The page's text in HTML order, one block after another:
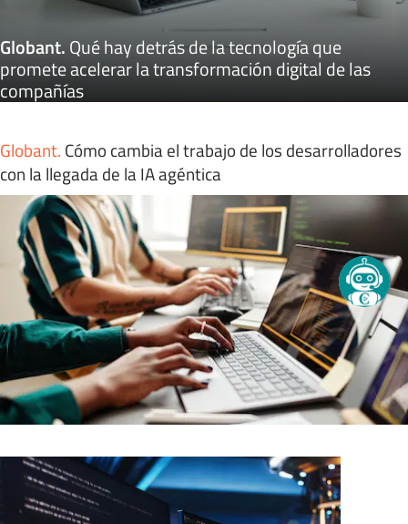
Globant.Qué hay detrás de la tecnología que
promete acelerar la transformación digital de las
compañías
Globant. Cómo cambia el trabajo de los desarrolladores
con la llegada de la IA agéntica